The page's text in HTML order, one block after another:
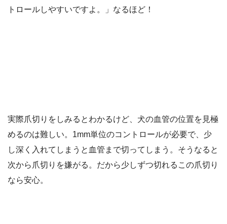
トロールしやすいですよ。」なるほど！
実際爪切りをしみるとわかるけど、犬の血管の位置を見極
めるのは難しい。1mm単位のコントロールが必要で、少
し深く入れてしまうと血管まで切ってしまう。そうなると
次から爪切りを嫌がる。だから少しずつ切れるこの爪切り
なら安心。